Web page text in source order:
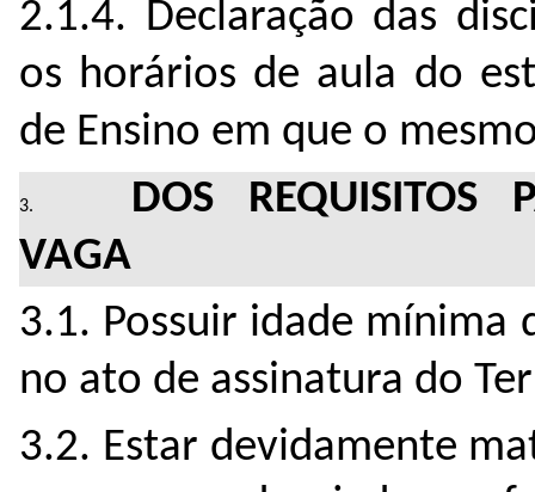
2.1.4. Declaração das
os horários de aula do
de Ensino em que o
DOS REQUISITOS
VAGA
3.1. Possuir idade mínima
no ato de assinatura do
3.2. Estar devidamente